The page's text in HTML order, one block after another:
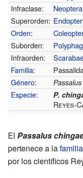
Infraclase:
Neoptera
Superorden:
Orden:
Suborden:
Infraorden:
Familia:
Género: Passalus
Especie: P.
Reyes-
El Passalus
pertenece a lafamilia
por los científicos